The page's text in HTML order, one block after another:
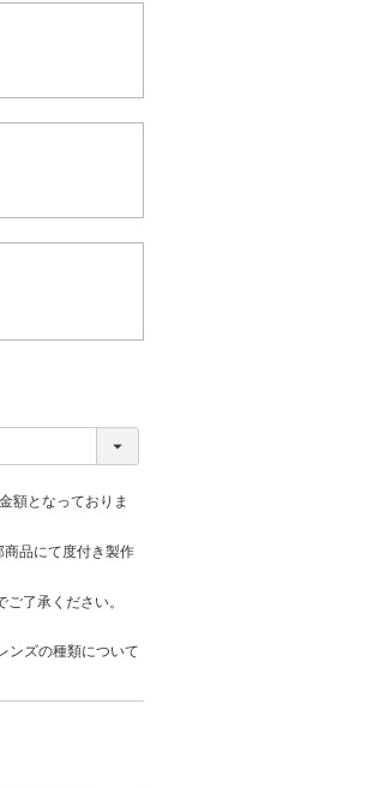
額となっておりま
品にて度付き製作
了承ください。
ンズの種類について